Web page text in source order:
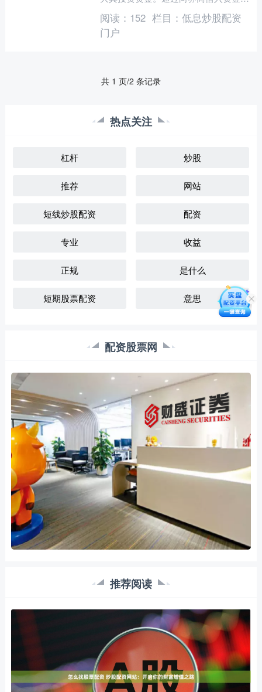
投资者可以购买更多股票，从而增加潜
在收益。 配资公司提供杠....
阅读： 152 栏目： 低息炒股配资
门户
共 1 页/2 条记录
热点关注
杠杆 炒股
推荐 网站
短线炒股配资 配资
专业 收益
正规 是什么
短期股票配资 意思
配资股票网
推荐阅读